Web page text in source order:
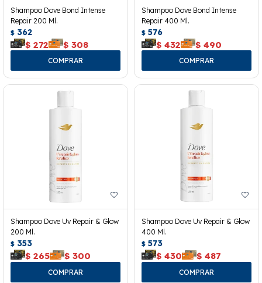
Shampoo Dove Bond Intense
Repair 200 Ml.
$ 362
$ 272 $ 308
Shampoo Dove Bond Intense
Repair 400 Ml.
$ 576
$ 432 $ 490
Shampoo Dove Uv Repair & Glow
200 Ml.
$ 353
$ 265 $ 300
Shampoo Dove Uv Repair & Glow
400 Ml.
$ 573
$ 430 $ 487